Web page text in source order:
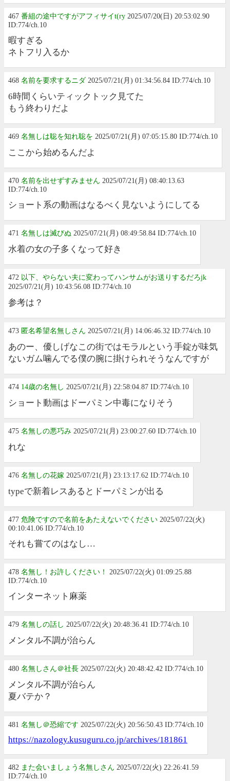
467 番組の途中ですがアフィサイt(ry 2025/07/20(日) 20:53:02.90
ID:774/ch.10
暇すぎる
ネトフリ入るか
468 名前を要求するニダ 2025/07/21(月) 01:34:56.84 ID:774/ch.10
6時間くらいティックトック見てた
もう終わりだよ
469 名無しは聡を知れ聡を 2025/07/21(月) 07:05:15.80 ID:774/ch.10
ここから始めるんだよ
470 名前を出せずすみません 2025/07/21(月) 08:40:13.63
ID:774/ch.10
ショート系の動画はなるべく見ないようにしてる
471 名無しは滅びぬ 2025/07/21(月) 08:49:58.84 ID:774/ch.10
水着の女の子多くなって好き
472 以下、やらない夫に変わってハンサムがお送りするだろjk
2025/07/21(月) 10:43:56.08 ID:774/ch.10
参考は？
473 匿名希望名無しさん 2025/07/21(月) 14:06:46.32 ID:774/ch.10
あのー、優しげなこの街ではモラルという手錠が味気
ないガム噛んでる僕の腕に掛けられそうなんですが
474 14歳の名無し 2025/07/21(月) 22:58:04.87 ID:774/ch.10
ショート動画はドーパミン中毒になりそう
475 名無しの悪巧み 2025/07/21(月) 23:00:27.60 ID:774/ch.10
れな
476 名無しの花嫁 2025/07/21(月) 23:13:17.62 ID:774/ch.10
typeで新着レスあるとドーパミンが出る
477 危険ですので名前をあたえないでください 2025/07/22(火)
00:10:41.06 ID:774/ch.10
それも嘗てのはなし…
478 名無し！お許しください！
2025/07/22(火) 01:09:25.88
ID:774/ch.10
インターネット麻薬
479 名無しの話し 2025/07/22(火) 20:48:36.41 ID:774/ch.10
メンタル不調が治らん
480 名無しさん＠社長 2025/07/22(火) 20:48:42.42 ID:774/ch.10
メンタル不調が治らん
夏バテか？
481 名無し＠恐縮です 2025/07/22(火) 20:56:50.43 ID:774/ch.10
https://nazology.kusuguru.co.jp/archives/181861
482 また会いましょう名無しさん 2025/07/22(火) 22:26:41.59
ID:774/ch.10